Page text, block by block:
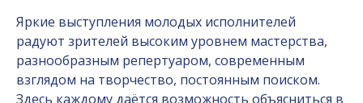
Яркие выступления молодых исполнителей
радуют зрителей высоким уровнем мастерства,
разнообразным репертуаром, современным
взглядом на творчество, постоянным поиском.
Здесь каждому даётся возможность объясниться в